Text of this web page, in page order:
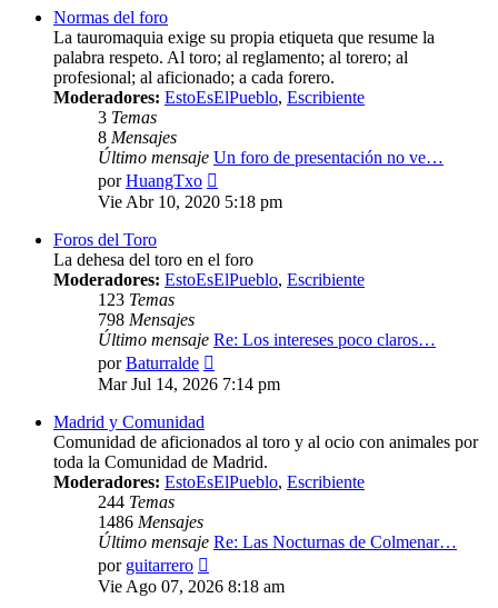
Normas del foro
La tauromaquia exige su propia etiqueta que resume la
palabra respeto. Al toro; al reglamento; al torero; al
profesional; al aficionado; a cada forero.
Moderadores: EstoEsElPueblo, Escribiente
3 Temas
8 Mensajes
Último mensaje Un foro de presentación no ve…
porHuangTxo
último
mensaje
Vie Abr 10, 2020 5:18 pm
Foros del Toro
La dehesa del toro en el foro
Moderadores: EstoEsElPueblo, Escribiente
123 Temas
798 Mensajes
Último mensaje Re: Los intereses poco claros…
porBaturralde
último
mensaje
Mar Jul 14, 2026 7:14 pm
Madrid y Comunidad
Comunidad de aficionados al toro y al ocio con animales por
toda la Comunidad de Madrid.
Moderadores: EstoEsElPueblo, Escribiente
244 Temas
1486 Mensajes
Último mensaje Re: Las Nocturnas de Colmenar…
por guitarrero
último
Vie Ago 07, 2026 8:18 am